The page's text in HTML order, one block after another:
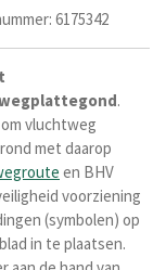
6175342
.
vluchtweg
met daarop
en BHV
voorziening
(symbolen) op
in te plaatsen.